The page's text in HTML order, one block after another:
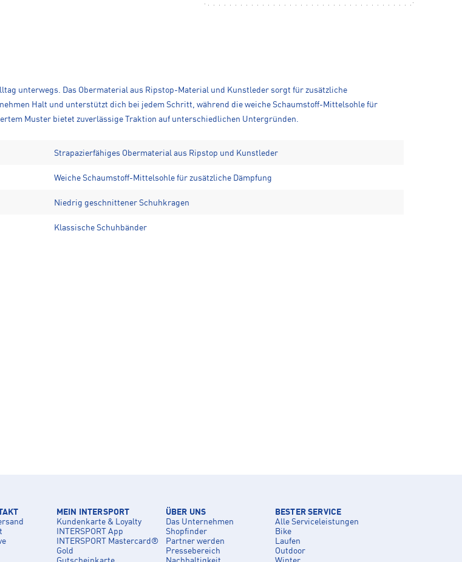
unterwegs. Das Obermaterial aus Ripstop-Material und Kunstleder sorgt für zusätzliche
Halt und unterstützt dich bei jedem Schritt, während die weiche Schaumstoff-Mittelsohle für
Muster bietet zuverlässige Traktion auf unterschiedlichen Untergründen.
Strapazierfähiges Obermaterial aus Ripstop und Kunstleder
Weiche Schaumstoff-Mittelsohle für zusätzliche Dämpfung
Niedrig geschnittener Schuhkragen
Klassische Schuhbänder
MEIN INTERSPORT
Kundenkarte & Loyalty
INTERSPORT App
INTERSPORT Mastercard®
Gold
ÜBER UNS
Das Unternehmen
Shopfinder
Partner werden
Pressebereich
BESTER SERVICE
Alle Serviceleistungen
Bike
Laufen
Outdoor